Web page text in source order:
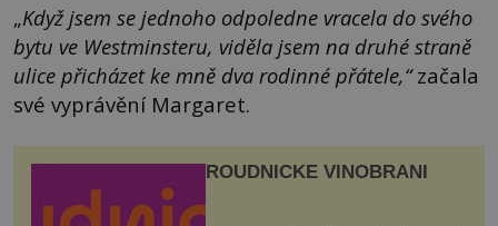
„Když jsem se jednoho odpoledne vracela do svého
bytu ve Westminsteru, viděla jsem na druhé straně
ulice přicházet ke mně dva rodinné přátele,“začala
své vyprávění Margaret.
ROUDNICKÉ VINOBRANÍ